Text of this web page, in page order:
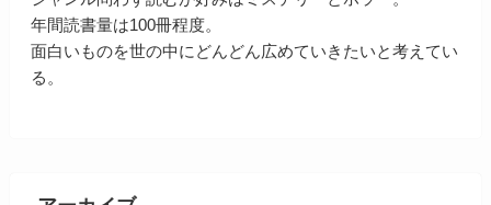
年間読書量は100冊程度。
面白いものを世の中にどんどん広めていきたいと考えてい
る。